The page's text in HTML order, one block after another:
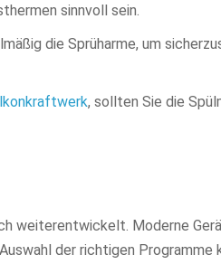
sinnvoll sein.
die Sprüharme, um
, sollten Sie die
weiterentwickelt. Moderne
der richtigen Programme